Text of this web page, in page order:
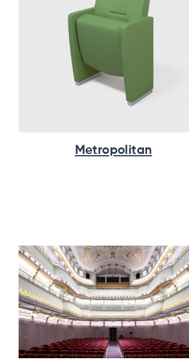
Metropolitan